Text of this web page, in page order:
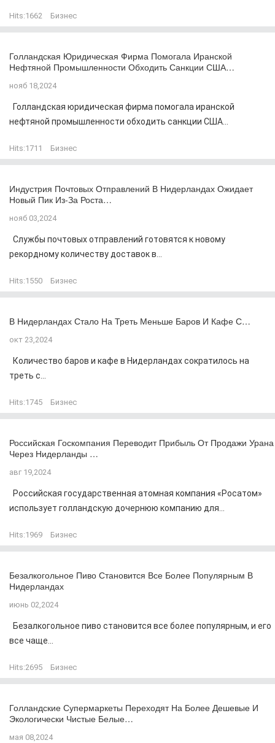
Hits:1662 Бизнес
Голландская Юридическая Фирма Помогала Иранской
Нефтяной Промышленности Обходить Санкции США…
нояб 18,2024
Голландская юридическая фирма помогала иранской
нефтяной промышленности обходить санкции США...
Hits:1711 Бизнес
Индустрия Почтовых Отправлений В Нидерландах Ожидает
Новый Пик Из-За Роста…
нояб 03,2024
Службы почтовых отправлений готовятся к новому
рекордному количеству доставок в...
Hits:1550 Бизнес
В Нидерландах Стало На Треть Меньше Баров И Кафе С…
окт 23,2024
Количество баров и кафе в Нидерландах сократилось на
треть с...
Hits:1745 Бизнес
Российская Госкомпания Переводит Прибыль От Продажи Урана
Через Нидерланды …
авг 19,2024
Российская государственная атомная компания «Росатом»
использует голландскую дочернюю компанию для...
Hits:1969 Бизнес
Безалкогольное Пиво Становится Все Более Популярным В
Нидерландах
июнь 02,2024
Безалкогольное пиво становится все более популярным, и его
все чаще...
Hits:2695 Бизнес
Голландские Супермаркеты Переходят На Более Дешевые И
Экологически Чистые Белые…
мая 08,2024